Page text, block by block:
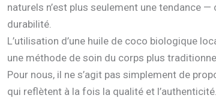
naturels n’est plus seulement une tendance
durabilité.
L’utilisation d’une huile de coco biologique
une méthode de soin du corps plus
Pour nous, il ne s’agit pas simplement de
qui reflètent à la fois la qualité et l’authenticité.